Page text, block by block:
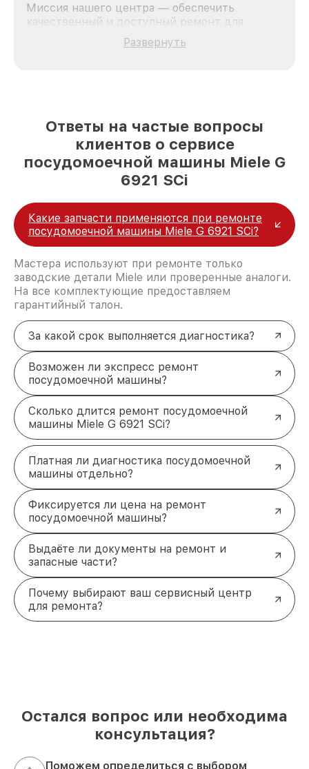
Миссия нашего центра — обеспечить
качественный и доступный ремонт для
каждого пользователя продукции Miele, вне
зависимости от сложности поломки. Мы
и лояльности наших клиентов.
Развернуть
Ответы на частые вопросы
клиентов о сервисе
посудомоечной машины Miele G
6921 SCi
Какие запчасти применяются при ремонте
посудомоечной машины Miele G 6921 SCi?
Мастера используют при ремонте только
заводские детали Miele или проверенные аналоги.
На все комплектующие предоставляем
гарантийный талон.
За какой срок выполняется диагностика?
Возможен ли экспресс ремонт
посудомоечной машины?
Сколько длится ремонт посудомоечной
машины Miele G 6921 SCi?
Платная ли диагностика посудомоечной
машины отдельно?
Фиксируется ли цена на ремонт
посудомоечной машины?
Выдаёте ли документы на ремонт и
запасные части?
Почему выбирают ваш сервисный центр
для ремонта?
Остался вопрос или необходима
консультация?
Поможем определиться с выбором